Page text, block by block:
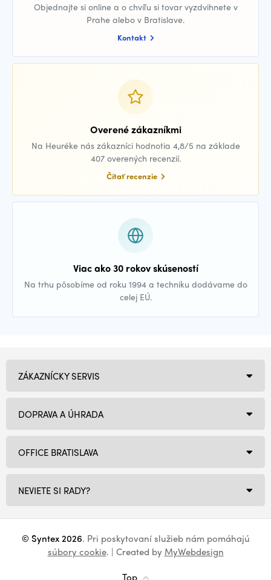
Objednajte si online a o chvíľu si tovar vyzdvihnete v
Prahe alebo v Bratislave.
Kontakt
Overené zákazníkmi
Na Heuréke nás zákazníci hodnotia 4,8/5 na základe
407 overených recenzií.
Čítať recenzie
Viac ako 30 rokov skúseností
Na trhu pôsobíme od roku 1994 a techniku dodávame do
celej EÚ.
OFFICE BRATISLAVA
NEVIETE SI RADY?
ZÁKAZNÍCKY SERVIS
DOPRAVA A ÚHRADA
© Syntex 2026. Pri poskytovaní služieb nám pomáhajú
súbory cookie. | Created by MyWebdesign
Top